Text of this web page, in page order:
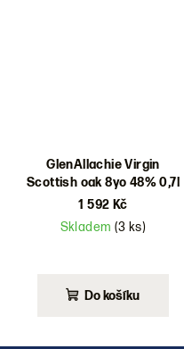
GlenAllachie Virgin
Scottish oak 8yo 48% 0,7l
1 592 Kč
Skladem (3 ks)
Do košíku